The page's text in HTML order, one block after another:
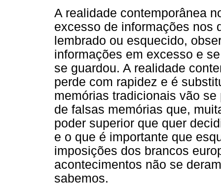
A realidade contemporânea
excesso de informações nos
lembrado ou esquecido,
informações em excesso e
se guardou. A realidade
perde com rapidez e é
memórias tradicionais vão
de falsas memórias que,
poder superior que quer
e o que é importante que
imposições dos brancos
acontecimentos não se
sabemos.